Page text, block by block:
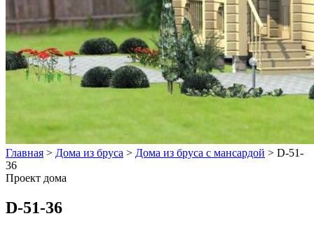
Главная > Дома из бруса > Дома из бруса с мансардой > D-51-
36
Проект дома
D-51-36